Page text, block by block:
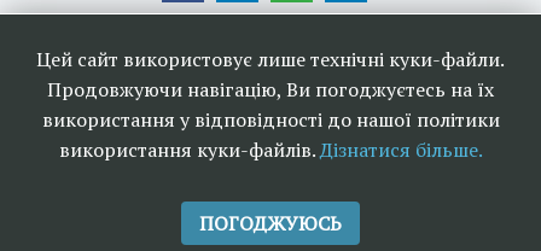
Цей сайт використовує лише технічні куки-файли.
Продовжуючи навігацію, Ви погоджуєтесь на їх
використання у відповідності до нашої політики
використання куки-файлів.Дізнатися більше.
ПОГОДЖУЮСЬ
радіомовлення в Україні 2006-